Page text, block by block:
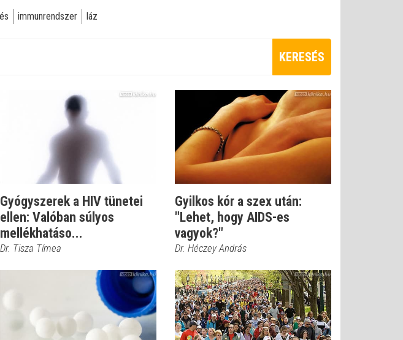
immunrendszer láz
KERESÉS
Gyógyszerek a HIV tünetei
ellen: Valóban súlyos
mellékhatáso...
Dr. Tisza Tímea
Gyilkos kór a szex után:
"Lehet, hogy AIDS-es
vagyok?"
Dr. Héczey András